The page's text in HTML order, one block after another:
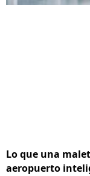
Lo que una
aeropuerto